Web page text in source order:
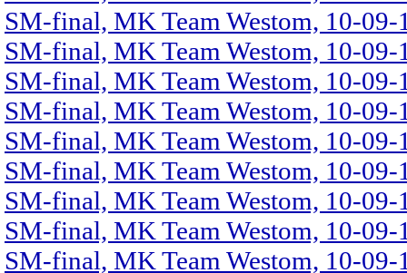
SM-final, MK Team Westom, 10-09-
SM-final, MK Team Westom, 10-09-
SM-final, MK Team Westom, 10-09-
SM-final, MK Team Westom, 10-09-
SM-final, MK Team Westom, 10-09-
SM-final, MK Team Westom, 10-09-
SM-final, MK Team Westom, 10-09-
SM-final, MK Team Westom, 10-
SM-final, MK Team Westom, 10-09-